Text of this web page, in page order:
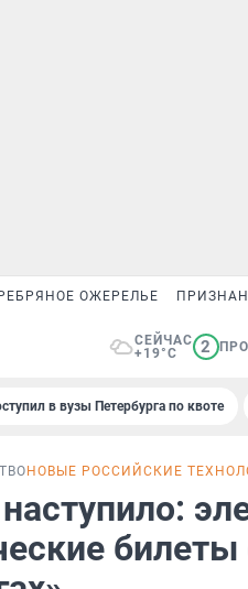
ОЖЕРЕЛЬЕ
СЕЙЧАС
+19°C
2
в вузы Петербурга по квоте
НОВЫЕ РОССИЙСКИЕ